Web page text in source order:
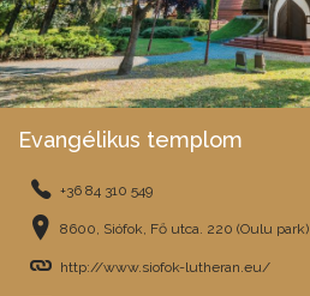
Evangélikus templom
+36 84 310 549
8600, Siófok, Fő utca. 220 (Oulu park)
http://www.siofok-lutheran.eu/